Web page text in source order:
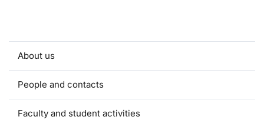
About us
People and contacts
Faculty and student activities